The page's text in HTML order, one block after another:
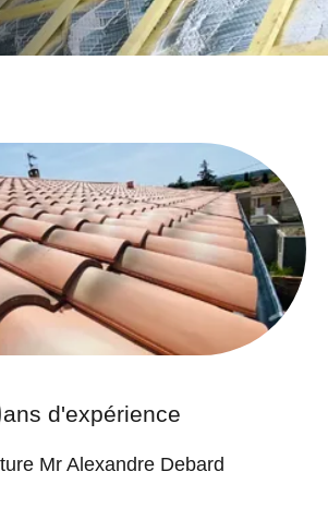
ans d'expérience
Mr Alexandre Debard